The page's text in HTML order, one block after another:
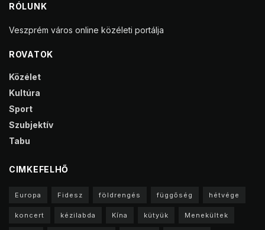
RÓLUNK
Veszprém város online közéleti portálja
ROVATOK
Közélet
Kultúra
Sport
Szubjektív
Tabu
CIMKEFELHŐ
Europa Fidesz földrengés függőség hétvége
koncert kézilabda Kína kütyük Menekültek